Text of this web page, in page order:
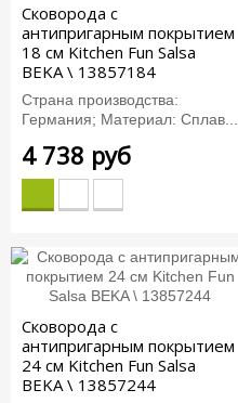
Сковорода с
антипригарным покрытием
18 см Kitchen Fun Salsa
BEKA \ 13857184
Страна производства:
Германия; Материал: Сплав...
4 738 руб
Сковорода с
антипригарным покрытием
24 см Kitchen Fun Salsa
BEKA \ 13857244